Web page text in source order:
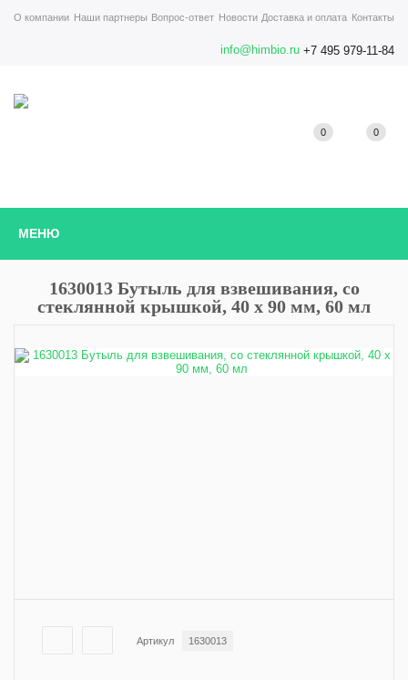
О компании Наши партнеры Вопрос-ответ Новости Доставка и оплата Контакты
info@himbio.ru +7 495 979-11-84
МЕНЮ
0 0
1630013 Бутыль для взвешивания, со
стеклянной крышкой, 40 x 90 мм, 60 мл
Артикул 1630013